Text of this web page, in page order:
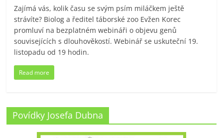
Zajímá vás, kolik času se svým psím miláčkem ještě
strávíte? Biolog a ředitel táborské zoo Evžen Korec
promluví na bezplatném webináři o objevu genů
souvisejících s dlouhověkostí. Webinář se uskuteční 19.
listopadu od 19 hodin.
Read more
Povídky Josefa Dubna